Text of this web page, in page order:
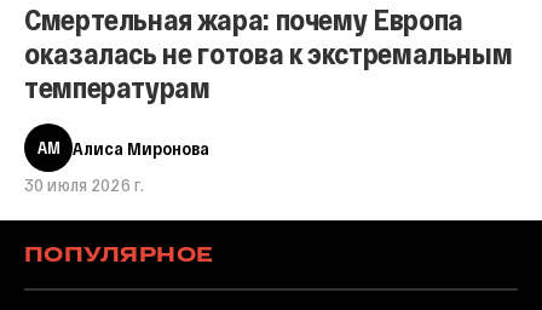
Смертельная жара: почему Европа
оказалась не готова к экстремальным
температурам
АМ
Алиса Миронова
30 июля 2026 г.
ПОПУЛЯРНОЕ